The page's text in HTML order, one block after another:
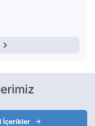
İçerikler